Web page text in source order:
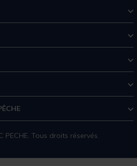
PECHE. Tous droits réservés.